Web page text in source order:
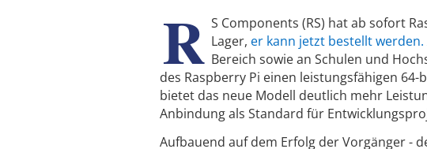
R S Components (RS) hat ab sofort
Lager, er kann jetzt bestellt werden.
Bereich sowie an Schulen und
des Raspberry Pi einen leistungsfähigen
bietet das neue Modell deutlich mehr
Anbindung als Standard für
Aufbauend auf dem Erfolg der Vorgänger -